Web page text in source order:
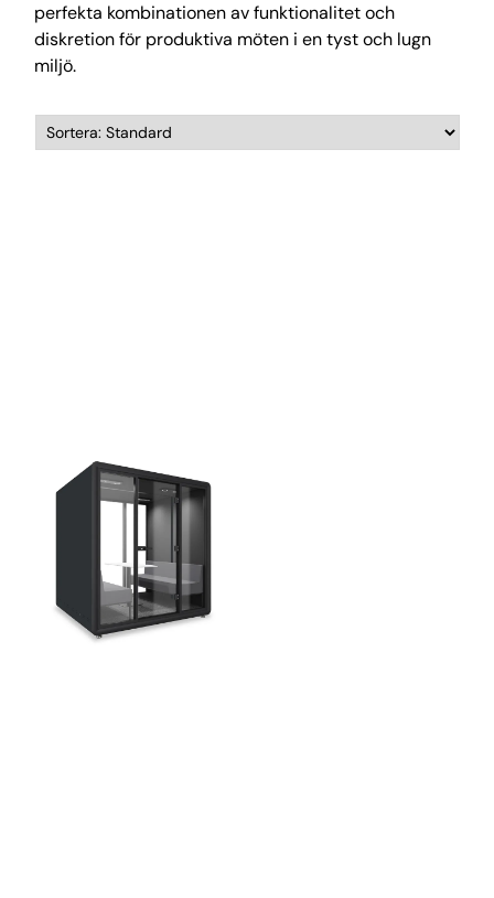
perfekta kombinationen av funktionalitet och
diskretion för produktiva möten i en tyst och lugn
miljö.